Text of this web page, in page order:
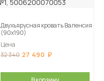
Двухъярусная кровать Валенсия
(90х190)
Цена
32 340 27 490